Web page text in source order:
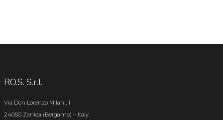
RO.S. S.r.l.
Via Don Lorenzo Milani, 1
24050 Zanica (Bergamo) – Italy